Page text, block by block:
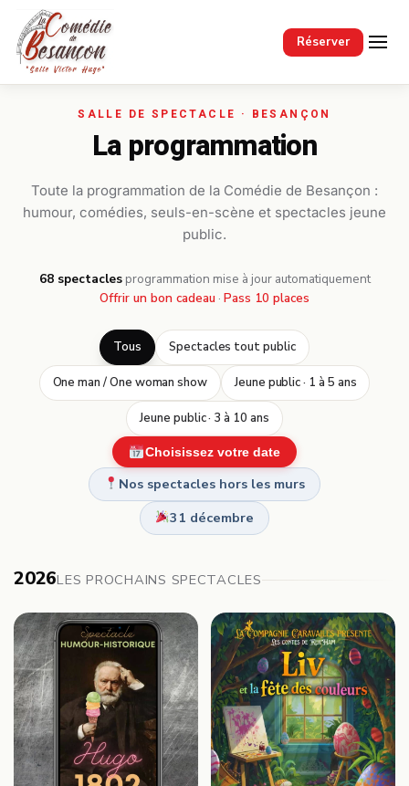
Réserver
Passer au contenu principal
La programmation
Toute la programmation de la Comédie de Besançon :
humour, comédies, seuls-en-scène et spectacles jeune
public.
68 spectacles· programmation mise à jour automatiquement
Offrir un bon cadeau · Pass 10 places
Tous Spectacles tout public
One man / One woman show Jeune public · 1 à 5 ans
Jeune public · 3 à 10 ans
Choisissez votre date
Nos spectacles hors les murs
31 décembre
2026LES PROCHAINS SPECTACLES